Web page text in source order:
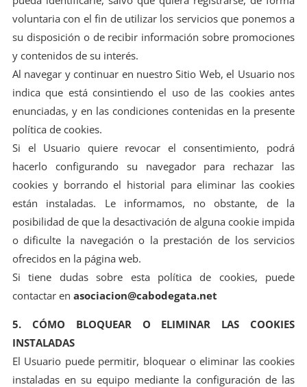
voluntaria con el fin de utilizar los servicios que ponemos a
su disposición o de recibir información sobre promociones
y contenidos de su interés.
Al navegar y continuar en nuestro Sitio Web, el Usuario nos
indica que está consintiendo el uso de las cookies antes
enunciadas, y en las condiciones contenidas en la presente
política de cookies.
Si el Usuario quiere revocar el consentimiento, podrá
hacerlo configurando su navegador para rechazar las
cookies y borrando el historial para eliminar las cookies
están instaladas. Le informamos, no obstante, de la
posibilidad de que la desactivación de alguna cookie impida
o dificulte la navegación o la prestación de los servicios
ofrecidos en la página web.
Si tiene dudas sobre esta política de cookies, puede
contactar en asociacion@cabodegata.net
5. CÓMO BLOQUEAR O ELIMINAR LAS COOKIES
INSTALADAS
El Usuario puede permitir, bloquear o eliminar las cookies
instaladas en su equipo mediante la configuración de las